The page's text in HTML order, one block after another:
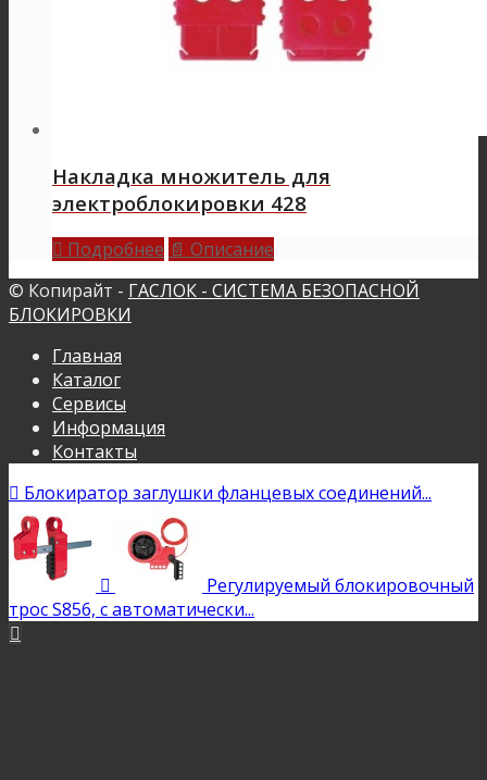
Накладка множитель для
электроблокировки 428
 Подробнее 📄 Описание
© Копирайт - ГАСЛОК - СИСТЕМА БЕЗОПАСНОЙ
БЛОКИРОВКИ
Главная
Каталог
Сервисы
Информация
Контакты
 Блокиратор заглушки фланцевых соединений...

Регулируемый блокировочный
трос S856, с автоматически...
